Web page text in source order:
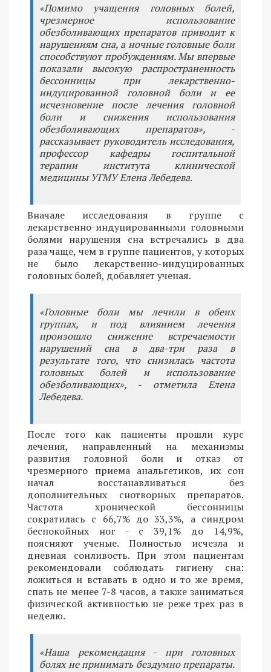
«Помимо учащения головных болей,
чрезмерное использование
обезболивающих препаратов приводит к
нарушениям сна, а ночные головные боли
способствуют пробуждениям. Мы впервые
показали высокую распространенность
бессонницы при лекарственно-
индуцированной головной боли и ее
исчезновение после лечения головной
боли и снижения использования
обезболивающих препаратов», -
рассказывает руководитель исследования,
профессор кафедры госпитальной
терапии института клинической
медицины УГМУ Елена Лебедева.
Вначале исследования в группе с
лекарственно-индуцированными головными
болями нарушения сна встречались в два
раза чаще, чем в группе пациентов, у которых
не было лекарственно-индуцированных
головных болей, добавляет ученая.
«Головные боли мы лечили в обеих
группах, и под влиянием лечения
произошло снижение встречаемости
нарушений сна в два-три раза в
результате того, что снизилась частота
головных болей и использование
обезболивающих», - отметила Елена
Лебедева.
После того как пациенты прошли курс
лечения, направленный на механизмы
развития головной боли и отказ от
чрезмерного приема анальгетиков, их сон
начал восстанавливаться без
дополнительных снотворных препаратов.
Частота хронической бессонницы
сократилась с 66,7% до 33,3%, а синдром
беспокойных ног - с 39,1% до 14,9%,
поясняют ученые. Полностью исчезла и
дневная сонливость. При этом пациентам
рекомендовали соблюдать гигиену сна:
ложиться и вставать в одно и то же время,
спать не менее 7-8 часов, а также заниматься
физической активностью не реже трех раз в
неделю.
«Наша рекомендация - при головных
болях не принимать бездумно препараты.